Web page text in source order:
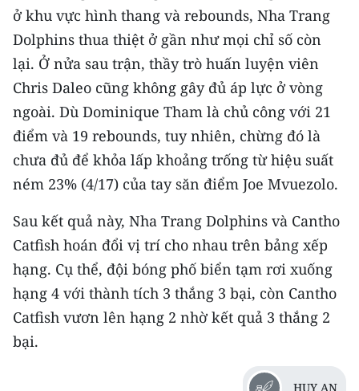
ở khu vực hình thang và rebounds, Nha Trang
Dolphins thua thiệt ở gần như mọi chỉ số còn
lại. Ở nửa sau trận, thầy trò huấn luyện viên
Chris Daleo cũng không gây đủ áp lực ở vòng
ngoài. Dù Dominique Tham là chủ công với 21
điểm và 19 rebounds, tuy nhiên, chừng đó là
chưa đủ để khỏa lấp khoảng trống từ hiệu suất
ném 23% (4/17) của tay săn điểm Joe Mvuezolo.
Sau kết quả này, Nha Trang Dolphins và Cantho
Catfish hoán đổi vị trí cho nhau trên bảng xếp
hạng. Cụ thể, đội bóng phố biển tạm rơi xuống
hạng 4 với thành tích 3 thắng 3 bại, còn Cantho
Catfish vươn lên hạng 2 nhờ kết quả 3 thắng 2
bại.
HUY AN